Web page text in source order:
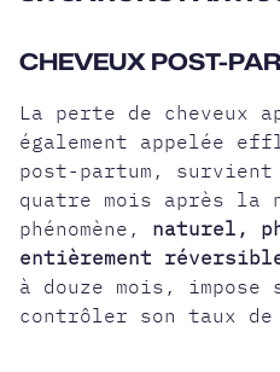
CHEVEUX POST-
La perte de cheveux
également appelée
post-partum, survient
quatre mois après la
phénomène, naturel,
entièrement
à douze mois, impose
contrôler son taux